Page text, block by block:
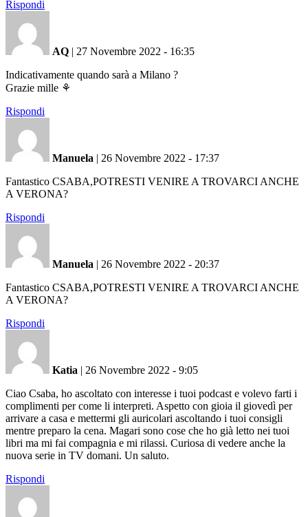
Rispondi
AQ | 27 Novembre 2022 - 16:35
Indicativamente quando sarà a Milano ?
Grazie mille ⚘️
Rispondi
Manuela | 26 Novembre 2022 - 17:37
Fantastico CSABA,POTRESTI VENIRE A TROVARCI ANCHE
A VERONA?
Rispondi
Manuela | 26 Novembre 2022 - 20:37
Fantastico CSABA,POTRESTI VENIRE A TROVARCI ANCHE
A VERONA?
Rispondi
Katia | 26 Novembre 2022 - 9:05
Ciao Csaba, ho ascoltato con interesse i tuoi podcast e volevo farti i
complimenti per come li interpreti. Aspetto con gioia il giovedì per
arrivare a casa e mettermi gli auricolari ascoltando i tuoi consigli
mentre preparo la cena. Magari sono cose che ho già letto nei tuoi
libri ma mi fai compagnia e mi rilassi. Curiosa di vedere anche la
nuova serie in TV domani. Un saluto.
Rispondi